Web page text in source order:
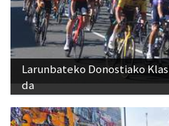
Larunbateko Donostiako
da